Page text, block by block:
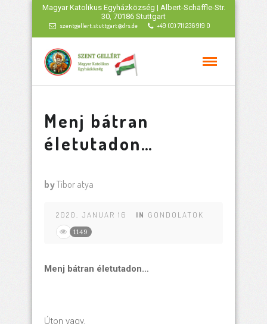
Magyar Katolikus Egyházközség | Albert-Schäffle-Str.
30, 70186 Stuttgart
szentgellert.stuttgart@drs.de +49 (0) 711 236 919 0
Menj bátran
életutadon…
byTibor atya
2020. JANUAR 16 IN GONDOLATOK
1149
Menj bátran életutadon…
Úton vagy.